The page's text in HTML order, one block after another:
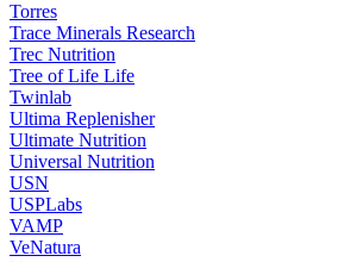
Torres
Trace Minerals Research
Trec Nutrition
Tree of Life Life
Twinlab
Ultima Replenisher
Ultimate Nutrition
Universal Nutrition
USN
USPLabs
VAMP
VeNatura